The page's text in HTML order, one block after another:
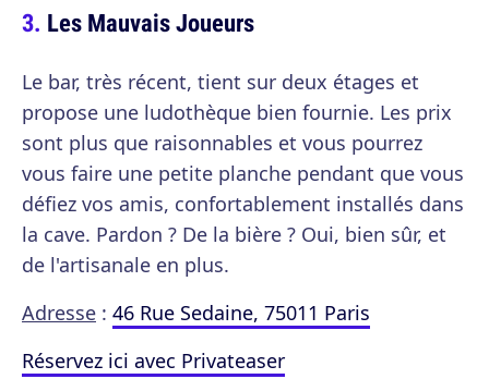
Les Mauvais Joueurs
Le bar, très récent, tient sur deux étages et
propose une ludothèque bien fournie. Les prix
sont plus que raisonnables et vous pourrez
vous faire une petite planche pendant que vous
défiez vos amis, confortablement installés dans
la cave. Pardon ? De la bière ? Oui, bien sûr, et
de l'artisanale en plus.
Adresse : 46 Rue Sedaine, 75011 Paris
Réservez ici avec Privateaser